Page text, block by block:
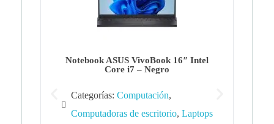
Notebook ASUS VivoBook 16″ Intel
Core i7 – Negro
Categorías: Computación,
Computadoras de escritorio, Laptops